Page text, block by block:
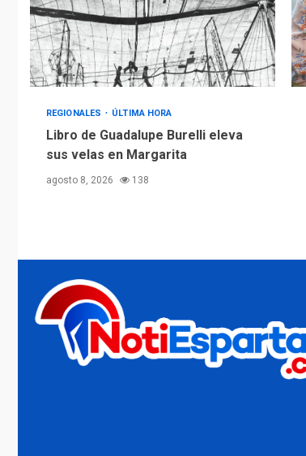
REGIONALES ÚLTIMA HORA
Libro de Guadalupe Burelli eleva
sus velas en Margarita
agosto 8, 2026 138